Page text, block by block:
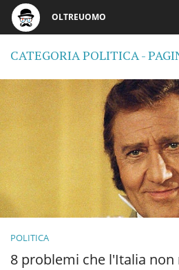
OLTREUOMO
CATEGORIA POLITICA -
POLITICA
8 problemi che l'Italia